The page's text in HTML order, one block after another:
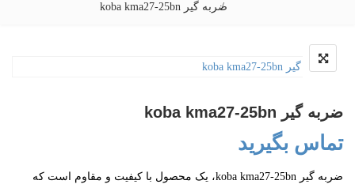
ضربه گیر koba kma27-25bn
ضربه گیر koba kma27-25bn
تماس بگیرید
ضربه گیر koba kma27-25bn، یک محصول با کیفیت و مقاوم است که